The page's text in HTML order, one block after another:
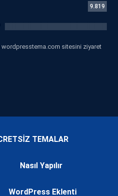
9.819
sitesini ziyaret
TEMALAR
Nasıl Yapılır
WordPress Eklenti